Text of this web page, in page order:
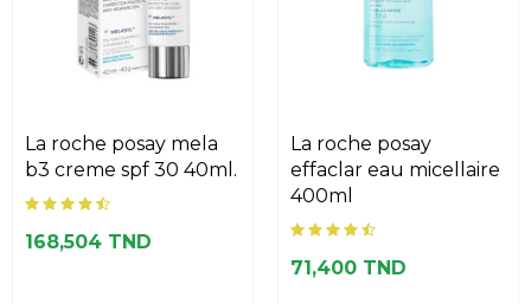
la roche posay mela
b3 creme spf 30 40ml.
168,504 TND
la roche posay
effaclar eau micellaire
400ml
71,400 TND